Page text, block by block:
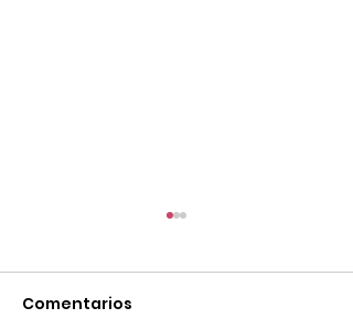
Comentarios